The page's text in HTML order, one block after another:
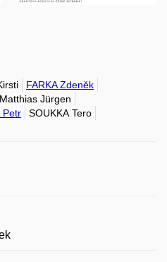
FARKA Zdeněk
Jürgen
Petr
SOUKKA Tero